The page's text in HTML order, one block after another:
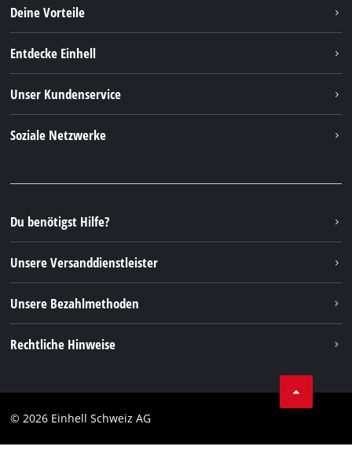
Deine Vorteile
Entdecke Einhell
Einhell Germany AG
Unser Kundenservice
Soziale Netzwerke
Instagram
TikTok
Pinterest
Du benötigst Hilfe?
Unsere Versanddienstleister
Unsere Bezahlmethoden
Rechtliche Hinweise
Impressum
© 2026 Einhell Schweiz AG